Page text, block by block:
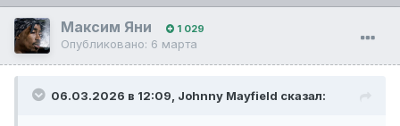
Максим Яни 1 029
Опубликовано: 6 марта
06.03.2026 в 12:09, Johnny Mayfield сказал: